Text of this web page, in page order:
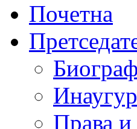
Почетна
Права